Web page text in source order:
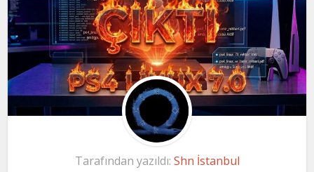
Tarafından yazıldı: Shn İstanbul